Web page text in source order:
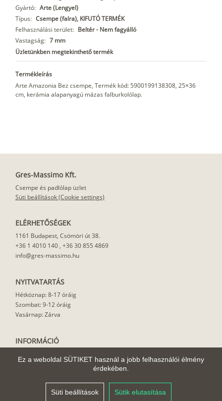
Ez a weboldal SÜTIKET használ a jobb felhasználói élmény
érdekében.
Süti beállítások Sütik elutasítása
Gyártó: Arte (Lengyel)
Típus: Csempe (falra), KIFUTÓ TERMÉK
Felhasználási terület: Beltér - Nem fagyálló
Vastagság: 7 mm
Üzletünkben megtekinthető termék
Termékleírás
Arte Amazonia Bez csempe, Termék kód: 5900199138308, 25×36
cm, kerámia alapanyagú mázas falburkolólap.
Gres-Massimo Kft.
Csempe és padlólap üzlet
Süti beállítások (Cookie settings)
ELÉRHETŐSÉGEK
1161 Budapest, Csömöri út 38.
+36 1 4010 140 , +36 30 855 4869
info@gres-massimo.hu
NYITVATARTÁS
Hétköznap: 8-17 óráig
Szombat: 9-12 óráig
Vasárnap: Zárva
INFORMÁCIÓ
Felhasználási javaslat